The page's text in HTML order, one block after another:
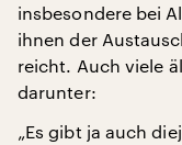
insbesondere bei
ihnen der
reicht. Auch viele
darunter:
„Es gibt ja auch